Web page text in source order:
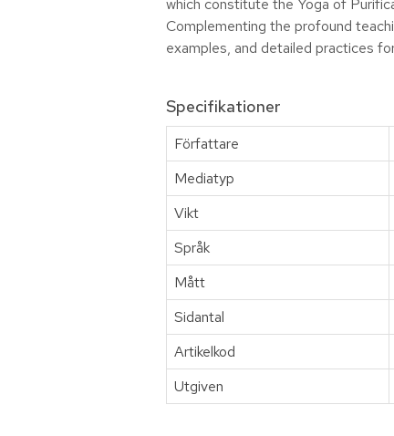
which constitute the Yoga of
Complementing the profound
examples, and detailed practices
Specifikationer
Författare
Mediatyp
Vikt
Språk
Mått
Sidantal
Artikelkod
Utgiven